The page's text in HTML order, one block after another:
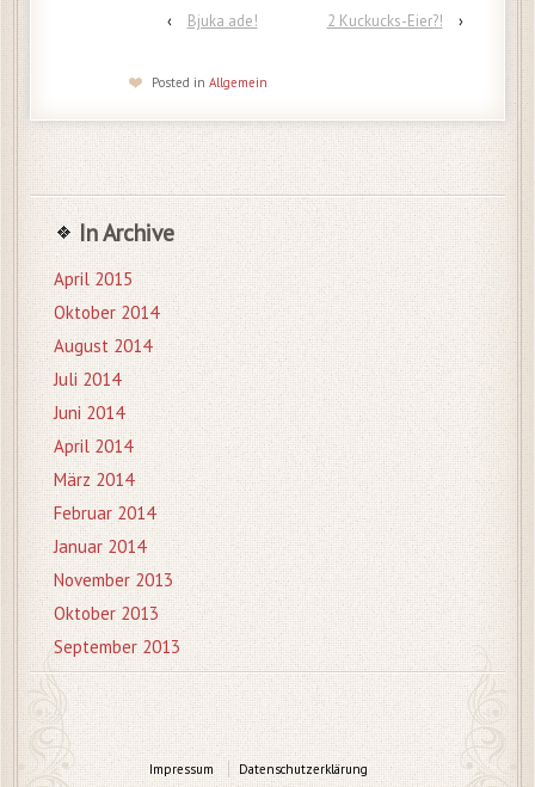
‹ Bjuka ade! 2 Kuckucks-Eier?! ›
Posted in Allgemein
In Archive
April 2015
Oktober 2014
August 2014
Juli 2014
Juni 2014
April 2014
März 2014
Februar 2014
Januar 2014
November 2013
Oktober 2013
September 2013
Impressum Datenschutzerklärung